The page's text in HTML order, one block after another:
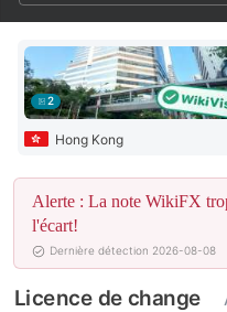
4
5
6
7
8
9
8
9
2
Hong Kong
Alerte : La note WikiFX
l'écart!
Dernière détection 2026-08-08
Licence de change